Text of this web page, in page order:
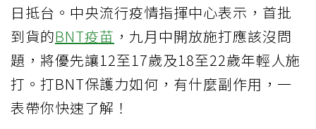
日抵台。中央流行疫情指揮中心表示，首批
到貨的BNT疫苗 ，九月中開放施打應該沒問
題，將優先讓12至17歲及18至22歲年輕人施
打。打BNT保護力如何，有什麼副作用，一
表帶你快速了解！